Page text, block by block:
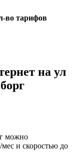
во тарифов
на ул
можно
и скоростью до